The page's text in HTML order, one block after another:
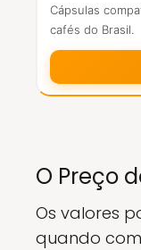
Cápsulas
cafés do Brasil.
O Preço
Os valores
quando